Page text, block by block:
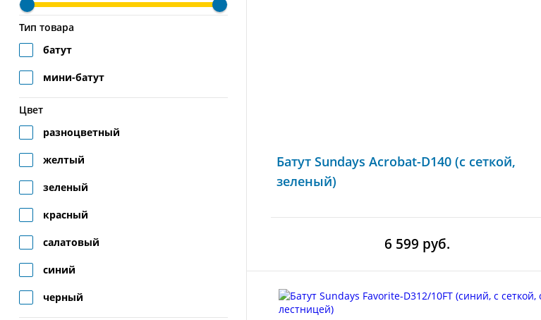
Тип товара
батут
мини-батут
Цвет
разноцветный
желтый
зеленый
красный
салатовый
синий
черный
Батут Sundays Acrobat-D140 (с сеткой,
зеленый)
6 599 руб.